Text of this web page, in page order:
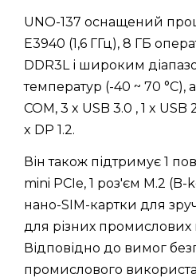
UNO-137 оснащений
E3940 (1,6 ГГц), 8 ГБ
DDR3L і широким
температур (-40 ~ 70 °C),
COM, 3 x USB 3.0 , 1 x USB
x DP 1.2.
Він також підтримує 1
mini PCIe, 1 роз'єм M.2 (B-
нано-SIM-картки для
для різних промислових
Відповідно до вимог
промислового